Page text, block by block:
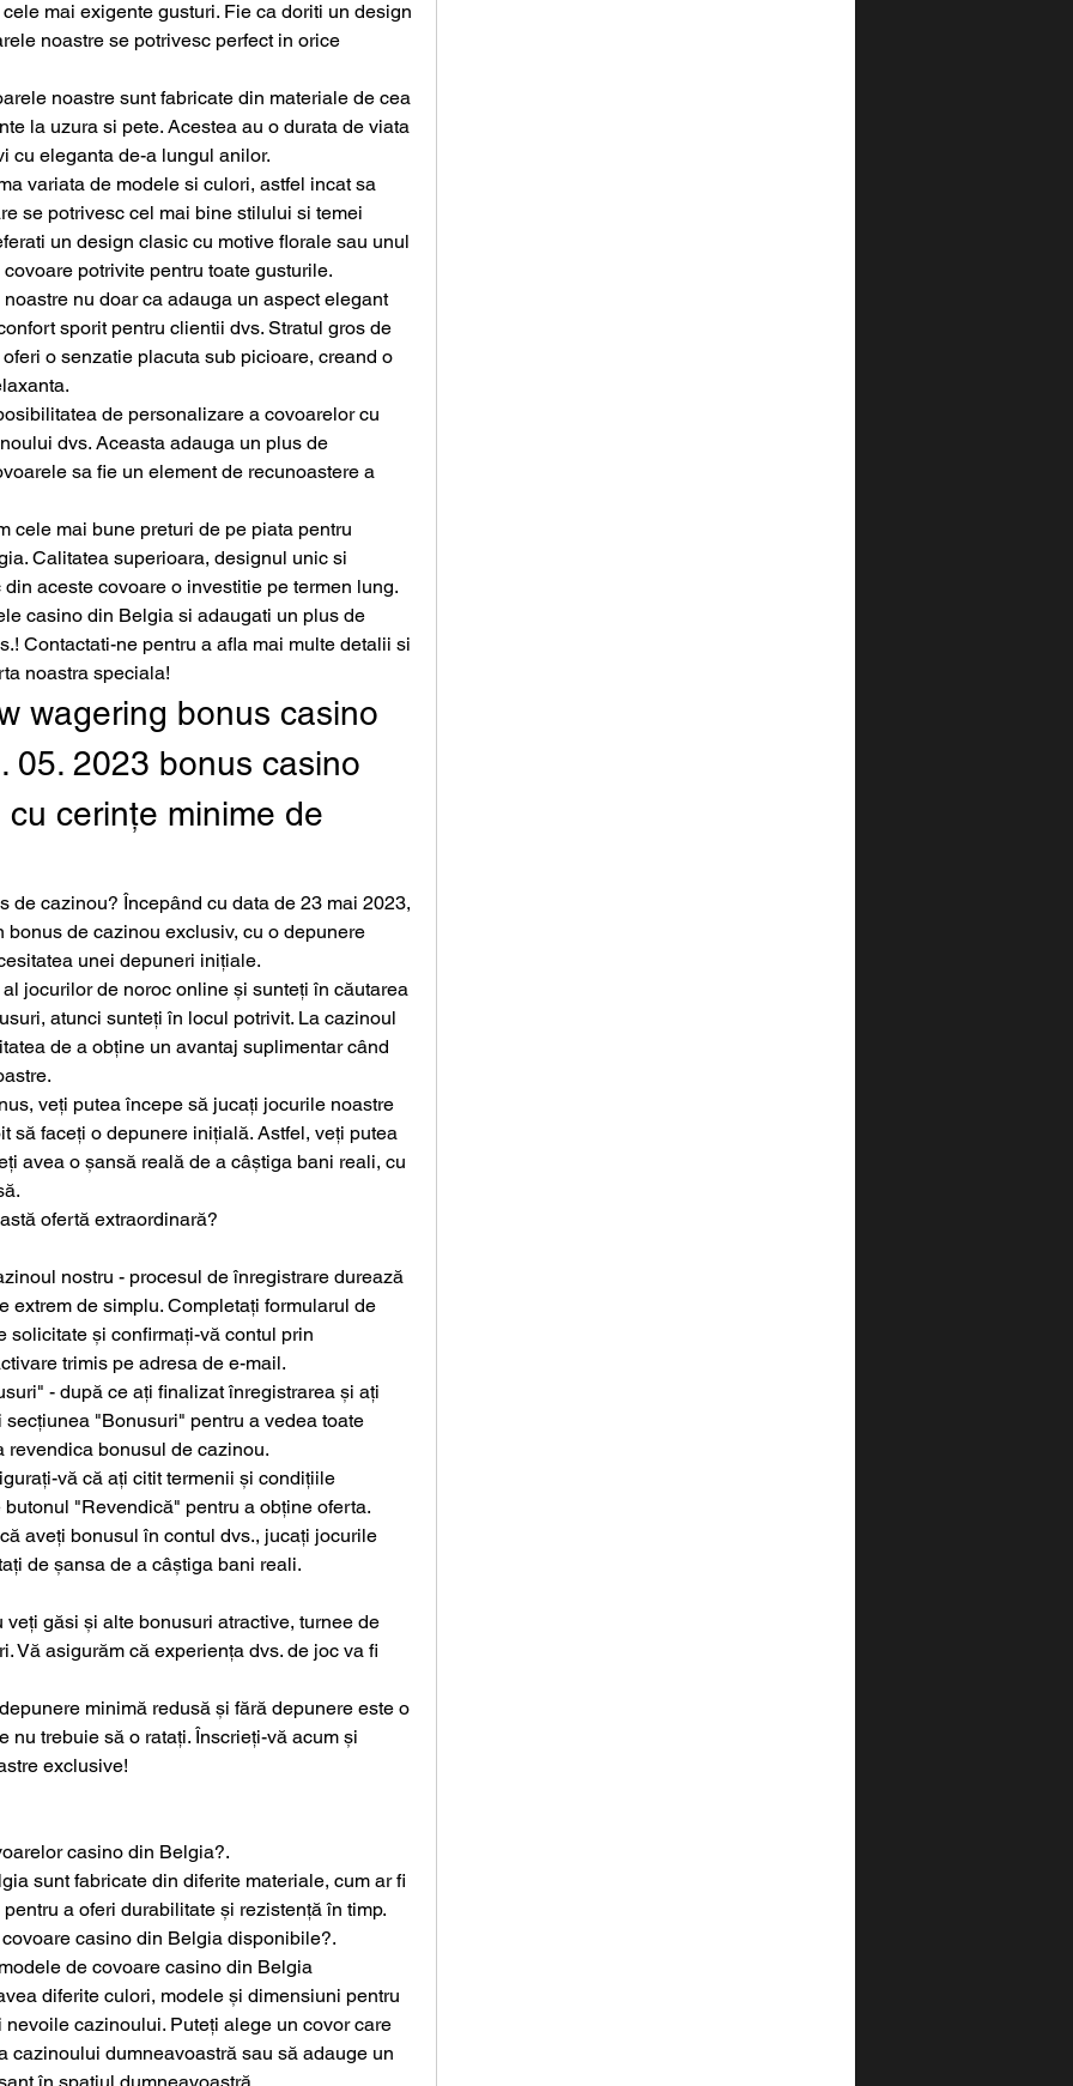
mai exigente gusturi. Fie ca doriti un design
noastre se potrivesc perfect in orice
noastre sunt fabricate din materiale de cea
la uzura si pete. Acestea au o durata de viata
cu eleganta de-a lungul anilor.
variata de modele si culori, astfel incat sa
se potrivesc cel mai bine stilului si temei
un design clasic cu motive florale sau unul
potrivite pentru toate gusturile.
nu doar ca adauga un aspect elegant
sporit pentru clientii dvs. Stratul gros de
o senzatie placuta sub picioare, creand o
de personalizare a covoarelor cu
dvs. Aceasta adauga un plus de
sa fie un element de recunoastere a
cele mai bune preturi de pe piata pentru
Calitatea superioara, designul unic si
aceste covoare o investitie pe termen lung.
casino din Belgia si adaugati un plus de
Contactati-ne pentru a afla mai multe detalii si
noastra speciala!
wagering bonus casino
05. 2023 bonus casino
cerințe minime de
de cazinou? Începând cu data de 23 mai 2023,
bonus de cazinou exclusiv, cu o depunere
unei depuneri inițiale.
jocurilor de noroc online și sunteți în căutarea
atunci sunteți în locul potrivit. La cazinoul
de a obține un avantaj suplimentar când
veți putea începe să jucați jocurile noastre
să faceți o depunere inițială. Astfel, veți putea
avea o șansă reală de a câștiga bani reali, cu
ofertă extraordinară?
nostru - procesul de înregistrare durează
extrem de simplu. Completați formularul de
solicitate și confirmați-vă contul prin
trimis pe adresa de e-mail.
- după ce ați finalizat înregistrarea și ați
"Bonusuri" pentru a vedea toate
bonusul de cazinou.
vă că ați citit termenii și condițiile
"Revendică" pentru a obține oferta.
aveți bonusul în contul dvs., jucați jocurile
de șansa de a câștiga bani reali.
găsi și alte bonusuri atractive, turnee de
Vă asigurăm că experiența dvs. de joc va fi
minimă redusă și fără depunere este o
nu trebuie să o ratați. Înscrieți-vă acum și
exclusive!
casino din Belgia?.
sunt fabricate din diferite materiale, cum ar fi
a oferi durabilitate și rezistență în timp.
casino din Belgia disponibile?.
de covoare casino din Belgia
diferite culori, modele și dimensiuni pentru
cazinoului. Puteți alege un covor care
cazinoului dumneavoastră sau să adauge un